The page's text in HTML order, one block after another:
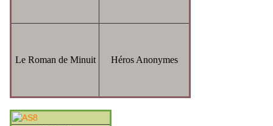
Le Roman de Minuit Héros Anonymes